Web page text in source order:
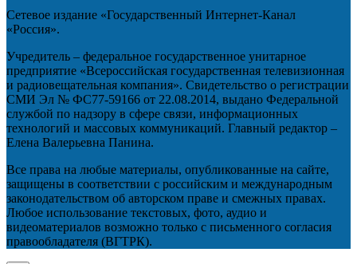
Сетевое издание «Государственный Интернет-Канал
«Россия».
Учредитель – федеральное государственное унитарное
предприятие «Всероссийская государственная телевизионная
и радиовещательная компания». Свидетельство о регистрации
СМИ Эл № ФС77-59166 от 22.08.2014, выдано Федеральной
службой по надзору в сфере связи, информационных
технологий и массовых коммуникаций. Главный редактор –
Елена Валерьевна Панина.
Все права на любые материалы, опубликованные на сайте,
защищены в соответствии с российским и международным
законодательством об авторском праве и смежных правах.
Любое использование текстовых, фото, аудио и
видеоматериалов возможно только с письменного согласия
правообладателя (ВГТРК).